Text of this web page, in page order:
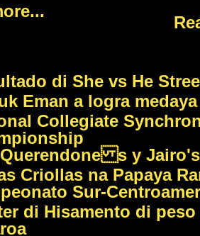
di She vs He
Eman a logra
Collegiate
s y
Criollas na Papaya
Sur-
di Hisamento di